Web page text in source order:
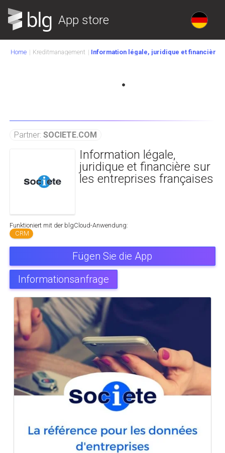
App store
Home Kreditmanagement Information légale, juridique et financière
Partner: SOCIETE.COM
Information légale,
juridique et financière sur
les entreprises françaises
Funktioniert mit der blgCloud-Anwendung:
CRM
Fügen Sie die App
Informationsanfrage